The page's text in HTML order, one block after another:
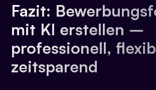
Fazit:
mit KI erstellen –
professionell,
zeitsparend